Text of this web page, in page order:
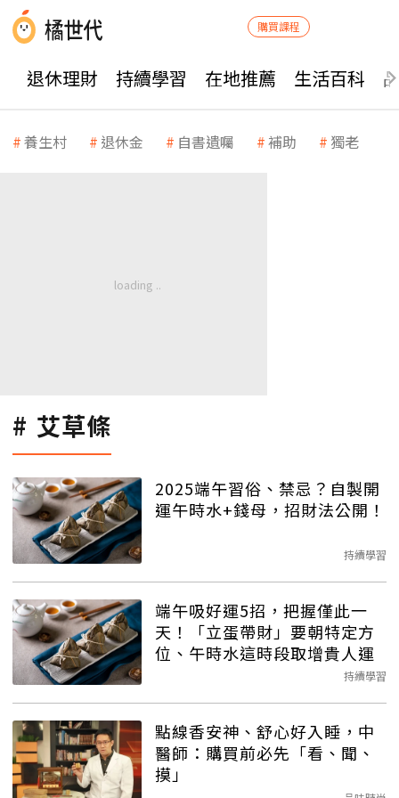
購買課程
退休理財 持續學習 在地推薦 生活百科
養生村 退休金 自書遺囑 補助 獨老
艾草條
2025端午習俗、禁忌？自製開
運午時水+錢母，招財法公開！
持續學習
端午吸好運5招，把握僅此一
天！「立蛋帶財」要朝特定方
位、午時水這時段取增貴人運
持續學習
點線香安神、舒心好入睡，中
醫師：購買前必先「看、聞、
摸」